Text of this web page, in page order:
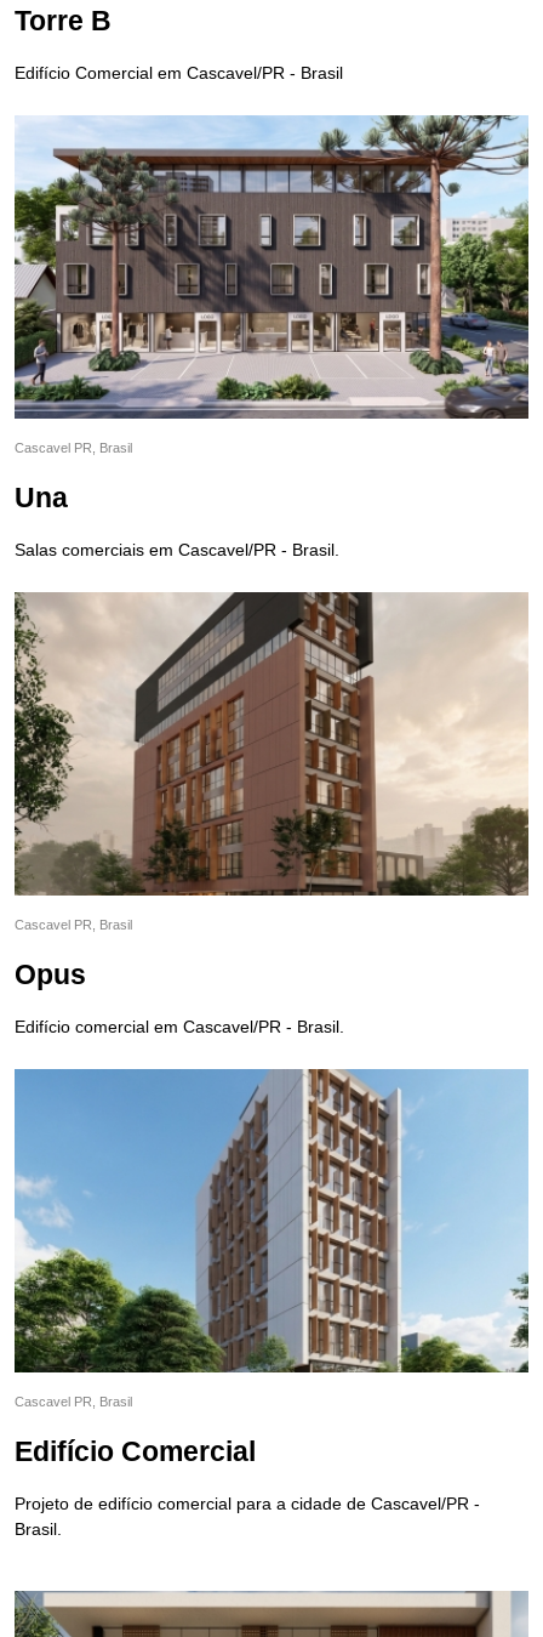
Torre B
Edifício Comercial em Cascavel/PR - Brasil
Cascavel PR, Brasil
Una
Salas comerciais em Cascavel/PR - Brasil.
Cascavel PR, Brasil
Opus
Edifício comercial em Cascavel/PR - Brasil.
Cascavel PR, Brasil
Edifício Comercial
Projeto de edifício comercial para a cidade de Cascavel/PR -
Brasil.